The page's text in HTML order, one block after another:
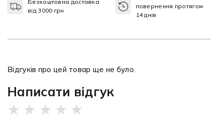
Безкоштовна доставка
від 3000 грн
повернення протягом
14 днів
Відгуків про цей товар ще не було.
Написати відгук
★ ★ ★ ★ ★